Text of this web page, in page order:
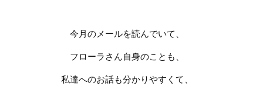
今月のメールを読んでいて、
フローラさん自身のことも、
私達へのお話も分かりやすくて、